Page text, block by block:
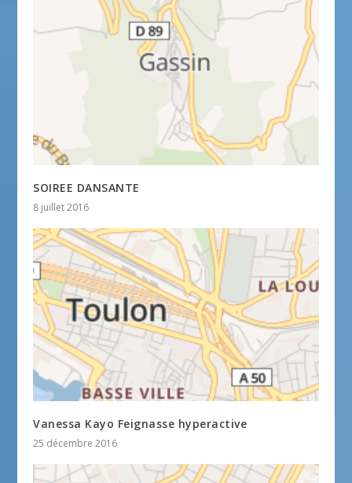
SOIREE DANSANTE
8 juillet 2016
Vanessa Kayo Feignasse hyperactive
25 décembre 2016